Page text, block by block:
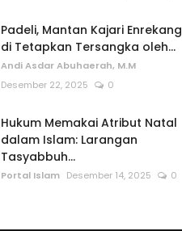
Padeli, Mantan Kajari Enrekang
di Tetapkan Tersangka oleh...
Andi Asdar Abuhaerah, M.M
Desember 22, 2025
0
Hukum Memakai Atribut Natal
dalam Islam: Larangan
Tasyabbuh...
Portal Islam Desember 14, 2025 0